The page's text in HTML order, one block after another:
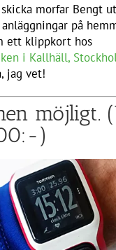
morfar Bengt
på
ett klippkort hos
i Kallhäll,
jag vet!
möjligt.
)